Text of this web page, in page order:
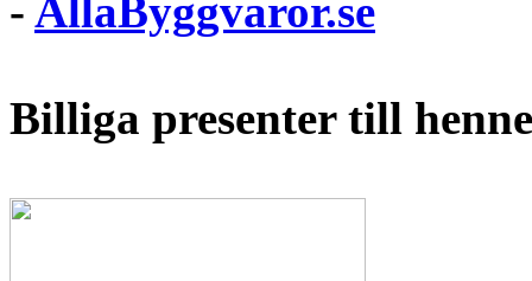
- AllaByggvaror.se
Billiga presenter till